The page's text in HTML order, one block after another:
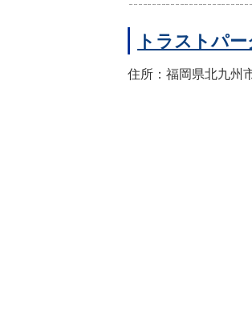
トラストパ
住所：福岡県北九州